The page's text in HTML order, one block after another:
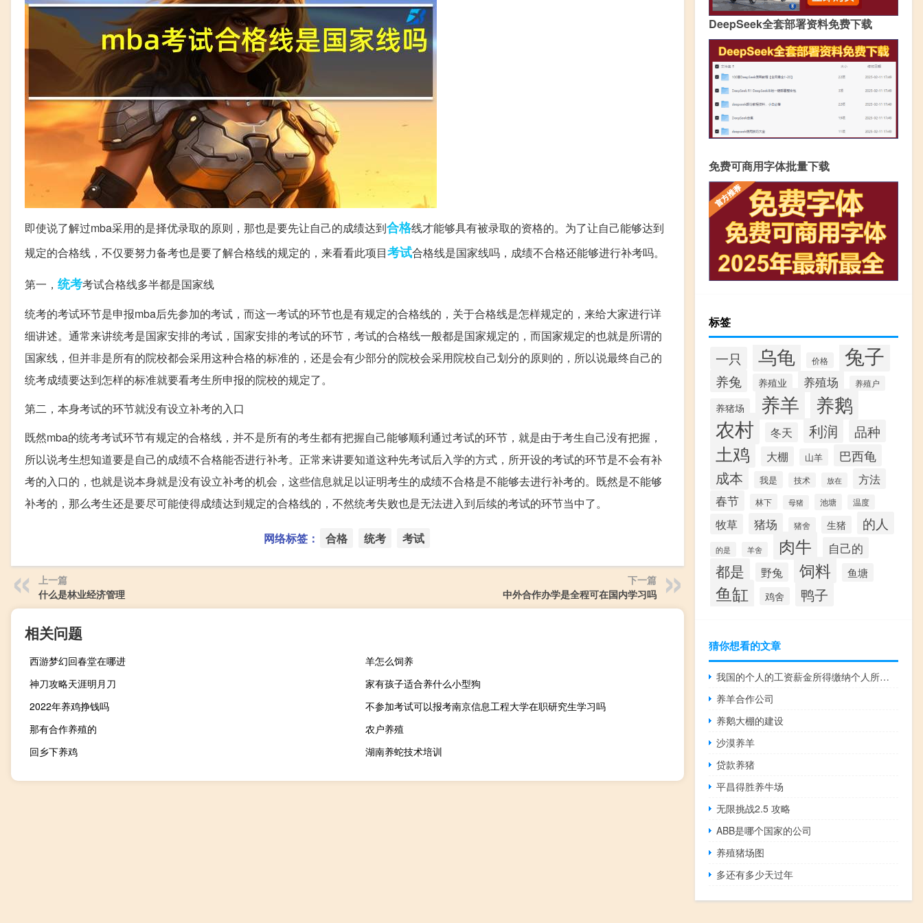
即使说了解过mba采用的是择优录取的原则，那也是要先让自己的成绩达到合格线才能够具有被录取的资格的。为了让自己能够达到
规定的合格线，不仅要努力备考也是要了解合格线的规定的，来看看此项目考试合格线是国家线吗，成绩不合格还能够进行补考吗。
第一， 统考考试合格线多半都是国家线
统考的考试环节是申报mba后先参加的考试，而这一考试的环节也是有规定的合格线的，关于合格线是怎样规定的，来给大家进行详
细讲述。通常来讲统考是国家安排的考试，国家安排的考试的环节，考试的合格线一般都是国家规定的，而国家规定的也就是所谓的
国家线，但并非是所有的院校都会采用这种合格的标准的，还是会有少部分的院校会采用院校自己划分的原则的，所以说最终自己的
统考成绩要达到怎样的标准就要看考生所申报的院校的规定了。
第二，本身考试的环节就没有设立补考的入口
既然mba的统考考试环节有规定的合格线，并不是所有的考生都有把握自己能够顺利通过考试的环节，就是由于考生自己没有把握，
所以说考生想知道要是自己的成绩不合格能否进行补考。正常来讲要知道这种先考试后入学的方式，所开设的考试的环节是不会有补
考的入口的，也就是说本身就是没有设立补考的机会，这些信息就足以证明考生的成绩不合格是不能够去进行补考的。既然是不能够
补考的，那么考生还是要尽可能使得成绩达到规定的合格线的，不然统考失败也是无法进入到后续的考试的环节当中了。
网络标签： 合格 统考 考试
上一篇
什么是林业经济管理
下一篇
中外合作办学是全程可在国内学习吗
相关问题
西游梦幻回春堂在哪进
羊怎么饲养
神刀攻略天涯明月刀
家有孩子适合养什么小型狗
2022年养鸡挣钱吗
不参加考试可以报考南京信息工程大学在职研究生学习吗
那有合作养殖的
农户养殖
回乡下养鸡
湖南养蛇技术培训
DeepSeek全套部署资料免费下载
免费可商用字体批量下载
标签
一只 乌龟 价格 兔子
养兔 养殖业 养殖场 养殖户
养猪场 养羊 养鹅
农村 冬天 利润 品种
土鸡 大棚 山羊 巴西龟
成本 我是 技术 放在
方法
春节
林下 母猪 池塘 温度
牧草 猪场 猪舍 生猪 的人
的是 羊舍 肉牛 自己的
都是 野兔 饲料 鱼塘
鱼缸 鸡舍 鸭子
猜你想看的文章
我国的个人的工资薪金所得缴纳个人所得税采用什么税率（我国的个人的工资薪金所得缴纳个人）
养羊合作公司
养鹅大棚的建设
沙漠养羊
贷款养猪
平昌得胜养牛场
无限挑战2.5 攻略
ABB是哪个国家的公司
养殖猪场图
多还有多少天过年